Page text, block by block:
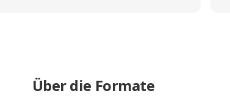
Über die Formate